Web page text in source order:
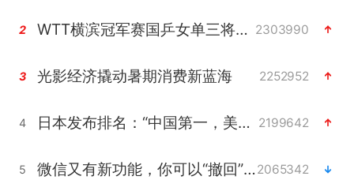
2 WTT横滨冠军赛国乒女单三将晋级四强 2303990
3 光影经济撬动暑期消费新蓝海 2252952
4 日本发布排名：“中国第一，美日德韩英法居后” 2199642
5 微信又有新功能，你可以“撤回”你的撤回了！2065342